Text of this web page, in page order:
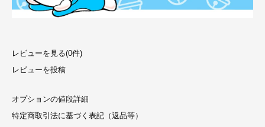
レビューを見る(0件)
レビューを投稿
オプションの値段詳細
特定商取引法に基づく表記（返品等）